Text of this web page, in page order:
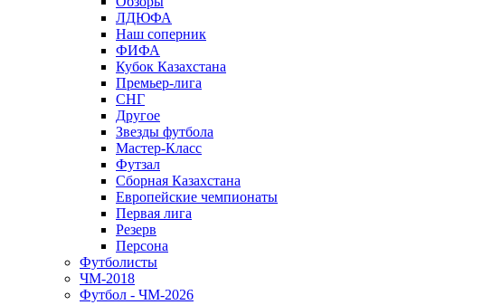
ЛДЮФА
Наш соперник
ФИФА
Кубок Казахстана
Премьер-лига
СНГ
Другое
Звезды футбола
Мастер-Класс
Футзал
Сборная Казахстана
Европейские чемпионаты
Первая лига
Резерв
Персона
Футболисты
ЧМ-2018
Футбол - ЧМ-2026